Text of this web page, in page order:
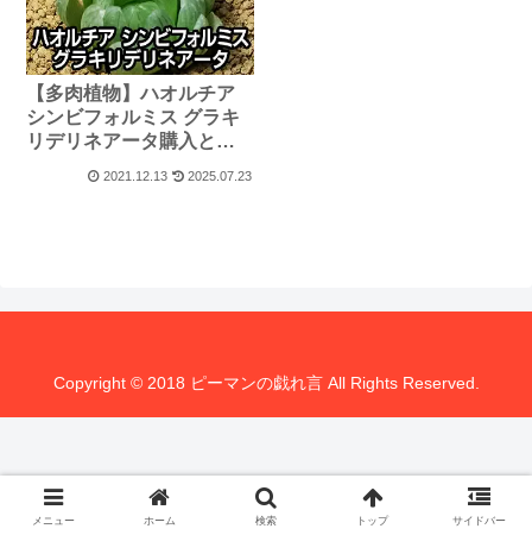
【多肉植物】ハオルチア
シンビフォルミス グラキ
リデリネアータ購入と植
2021.12.13 2025.07.23
Copyright © 2018 ピーマンの戯れ言 All Rights Reserved.
メニュー ホーム 検索 トップ サイドバー